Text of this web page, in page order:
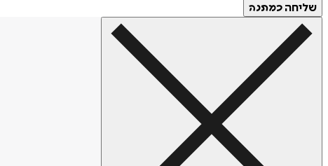
שליחה כמתנה